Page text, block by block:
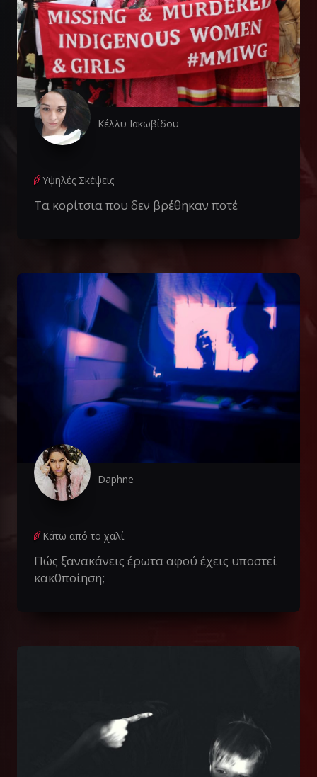
Κέλλυ Ιακωβίδου
Υψηλές Σκέψεις
Τα κορίτσια που δεν βρέθηκαν ποτέ
Daphne
Κάτω από το χαλί
Πώς ξανακάνεις έρωτα αφού έχεις υποστεί
κακ0ποίηση;